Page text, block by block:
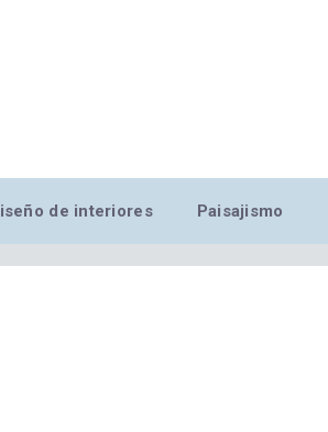
de interiores Paisajismo